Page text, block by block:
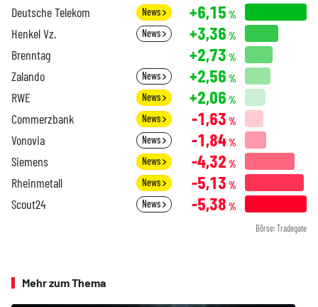
Deutsche Telekom News +6,15 %
Henkel Vz. News +3,36 %
Brenntag +2,73 %
Zalando News +2,56 %
RWE News +2,06 %
Commerzbank News -1,63 %
Vonovia News -1,84%
Siemens News -4,32 %
Rheinmetall News -5,13 %
Scout24 News -5,38 %
Börse: Tradegate
Mehr zum Thema